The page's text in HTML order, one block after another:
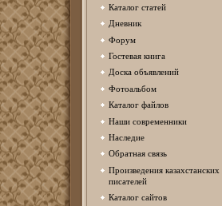
Каталог статей
Дневник
Форум
Гостевая книга
Доска объявлений
Фотоальбом
Каталог файлов
Наши современники
Наследие
Обратная связь
Произведения казахстанских
писателей
Каталог сайтов